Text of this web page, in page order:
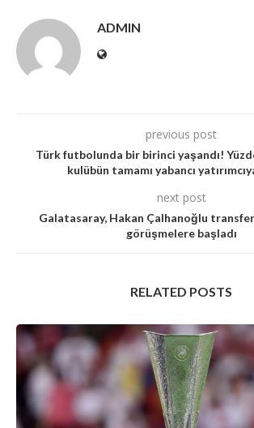
ADMIN
previous post
Türk futbolunda bir birinci yaşandı!
kulübün tamamı yabancı
next post
Galatasaray, Hakan Çalhanoğlu
görüşmelere başladı
RELATED POSTS